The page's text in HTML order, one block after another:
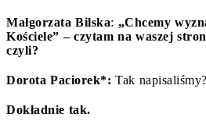
Małgorzata Bilska: „Chcemy
Kościele” – czytam na waszej
czyli?
Dorota Paciorek*: Tak
Dokładnie tak.